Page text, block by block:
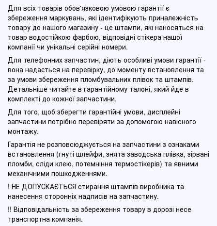
Для всіх товарів обов'язковою умовою гарантії є
збереження маркувань, які ідентифікують приналежність
товару до нашого магазину - це штампи, які наносяться на
товар водостійкою фарбою, відповідні стікера нашої
компанії чи унікальні серійні номери.
Для телефонних запчастин, діють особливі умови гарантії -
вона надається на перевірку, до моменту встановлення та
за умови збереження пломбувальних плівок та штампів.
Детальніше читайте в гарантійному талоні, який йде в
комплекті до кожної запчастини.
Для того, щоб зберегти гарантійні умови, дисплейні
запчастини потрібно перевіряти за допомогою навісного
монтажу.
Гарантія не розповсюджується на запчастини з ознаками
встановлення (гнуті шлейфи, знята заводська плівка, зірвані
пломби, сліди клею, потемніння термостікерів) та явними
механічними пошкодженнями.
! НЕ ДОПУСКАЄТЬСЯ стирання штампів виробника та
нанесення сторонніх надписів на запчастину.
!! Відповідальність за збереження товару в дорозі несе
транспортна компанія.